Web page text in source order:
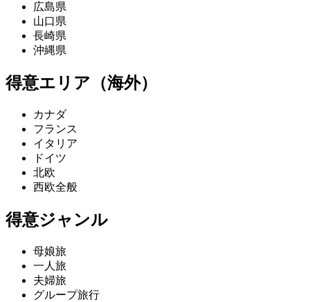
広島県
山口県
長崎県
沖縄県
得意エリア（海外）
カナダ
フランス
イタリア
ドイツ
北欧
西欧全般
得意ジャンル
母娘旅
一人旅
夫婦旅
グループ旅行